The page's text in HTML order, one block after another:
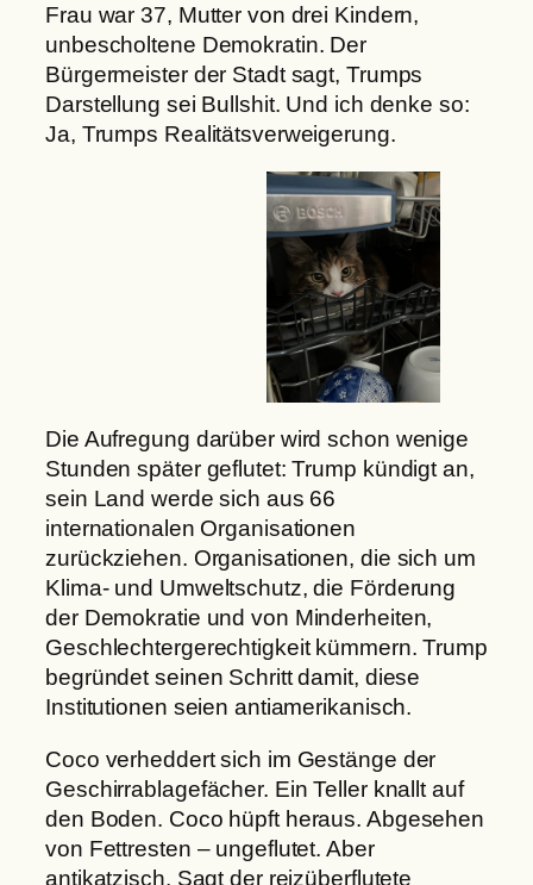
Frau war 37, Mutter von drei Kindern,
unbescholtene Demokratin. Der
Bürgermeister der Stadt sagt, Trumps
Darstellung sei Bullshit. Und ich denke so:
Ja, Trumps Realitätsverweigerung.
Die Aufregung darüber wird schon wenige
Stunden später geflutet: Trump kündigt an,
sein Land werde sich aus 66
internationalen Organisationen
zurückziehen. Organisationen, die sich um
Klima- und Umweltschutz, die Förderung
der Demokratie und von Minderheiten,
Geschlechtergerechtigkeit kümmern. Trump
begründet seinen Schritt damit, diese
Institutionen seien antiamerikanisch.
Coco verheddert sich im Gestänge der
Geschirrablagefächer. Ein Teller knallt auf
den Boden. Coco hüpft heraus. Abgesehen
von Fettresten – ungeflutet. Aber
antikatzisch. Sagt der reizüberflutete